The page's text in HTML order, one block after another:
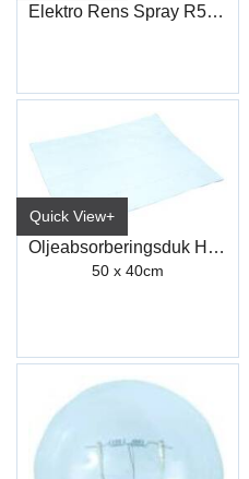
Elektro Rens Spray R570 400ml
Quick View+
Oljeabsorberingsduk Hvit (25stk)
50 x 40cm